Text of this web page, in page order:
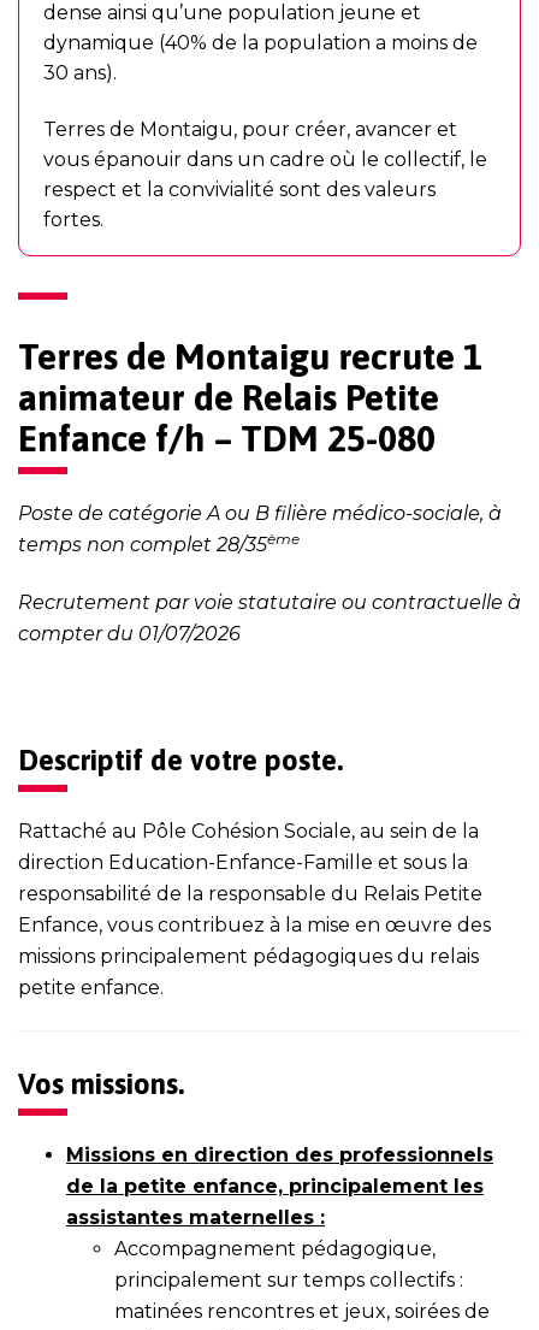
dense ainsi qu’une population jeune et
dynamique (40% de la population a moins de
30 ans).
Terres de Montaigu, pour créer, avancer et
vous épanouir dans un cadre où le collectif, le
respect et la convivialité sont des valeurs
fortes.
Terres de Montaigu recrute 1
animateur de Relais Petite
Enfance f/h – TDM 25-080
Poste de catégorie A ou B filière médico-sociale, à
temps non complet 28/35ème
Recrutement par voie statutaire ou contractuelle à
compter du 01/07/2026
Descriptif de votre poste.
Rattaché au Pôle Cohésion Sociale, au sein de la
direction Education-Enfance-Famille et sous la
responsabilité de la responsable du Relais Petite
Enfance, vous contribuez à la mise en œuvre des
missions principalement pédagogiques du relais
petite enfance.
Vos missions.
Missions en direction des professionnels
de la petite enfance, principalement les
assistantes maternelles :
Accompagnement pédagogique,
principalement sur temps collectifs :
matinées rencontres et jeux, soirées de